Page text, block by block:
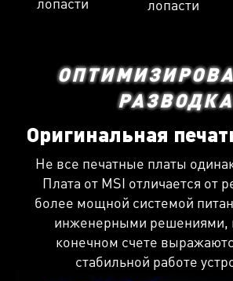
лопасти
РАЗВОДКА
Оригинальная
Не все печатные платы
Плата от MSI отличается от
более мощной системой
инженерными решениями,
конечном счете
стабильной работе